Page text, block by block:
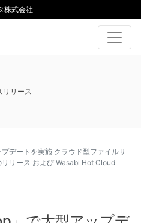
株式会社
リリース
デートを実施 クラウド型ファイルサ
リース および Wasabi Hot Cloud